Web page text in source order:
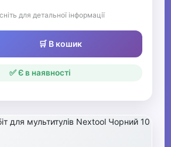
для детальної інформації
🛒 В кошик
✅ Є в наявності